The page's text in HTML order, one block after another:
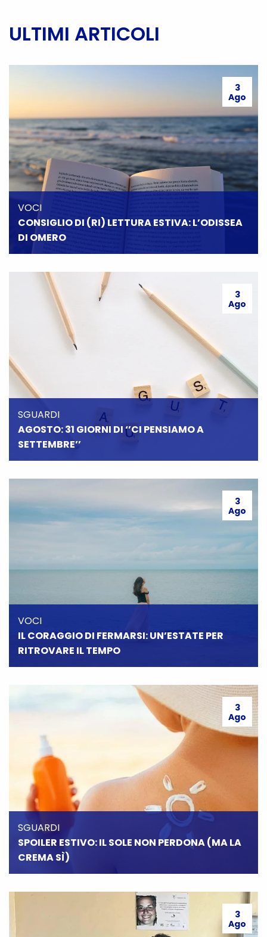
ULTIMI ARTICOLI
3
Ago
VOCI
CONSIGLIO DI (RI) LETTURA ESTIVA: L’ODISSEA
DI OMERO
3
Ago
SGUARDI
AGOSTO: 31 GIORNI DI ‘’CI PENSIAMO A
SETTEMBRE’’
3
Ago
VOCI
IL CORAGGIO DI FERMARSI: UN’ESTATE PER
RITROVARE IL TEMPO
3
Ago
SGUARDI
SPOILER ESTIVO: IL SOLE NON PERDONA (MA LA
CREMA SÌ)
3
Ago